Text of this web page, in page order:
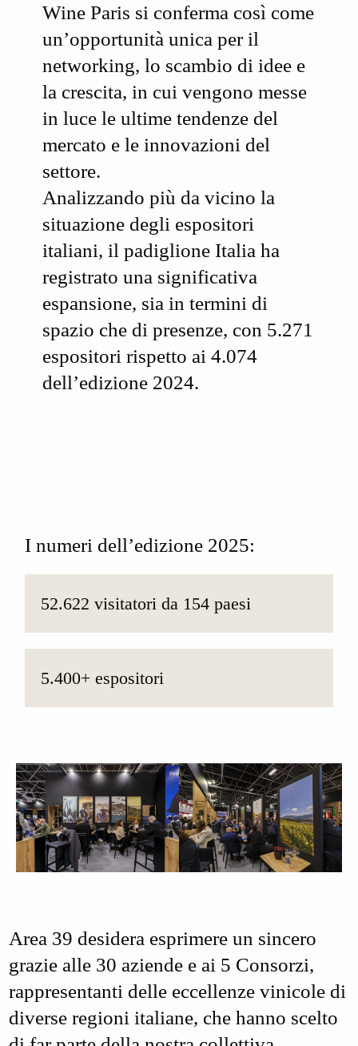
Wine Paris si conferma così come
un’opportunità unica per il
networking, lo scambio di idee e
la crescita, in cui vengono messe
in luce le ultime tendenze del
mercato e le innovazioni del
settore.
Analizzando più da vicino la
situazione degli espositori
italiani, il padiglione Italia ha
registrato una significativa
espansione, sia in termini di
spazio che di presenze, con 5.271
espositori rispetto ai 4.074
dell’edizione 2024.
I numeri dell’edizione 2025:
52.622 visitatori da 154 paesi
5.400+ espositori
Area 39 desidera esprimere un sincero
grazie alle 30 aziendee ai 5 Consorzi,
rappresentanti delle eccellenze vinicole di
diverse regioni italiane, che hanno scelto